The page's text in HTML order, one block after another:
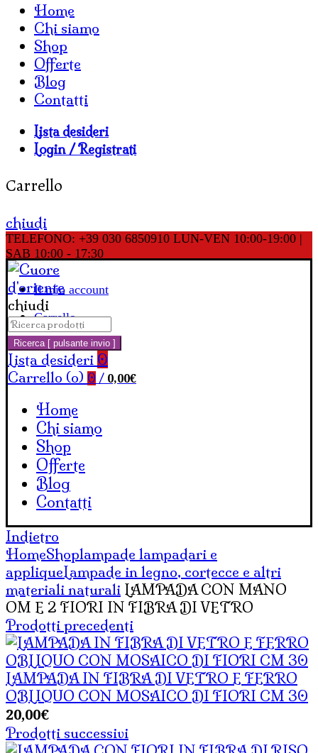
Home
Chi siamo
Shop
Offerte
Blog
Contatti
Lista desideri
Login / Registrati
Carrello
chiudi
TELEFONO: +39 030 6850910 LUN-VEN 10:00-19:00 |
SAB 10:00 - 17:30
Il mio account
Carrello
chiudi
Cerca:
Ricerca [ pulsante invio ]
Lista desideri 0
Carrello (o) 0 / 0,00€
Home
Chi siamo
Shop
Offerte
Blog
Contatti
Indietro
HomeShoplampade lampadari e
appliqueLampade in legno, cortecce e altri
materiali naturali LAMPADA CON MANO
OM E 2 FIORI IN FIBRA DI VETRO
Prodotti precedenti
LAMPADA IN FIBRA DI VETRO E FERRO
OBLIQUO CON MOSAICO DI FIORI CM 30
20,00€
Prodotti successivi